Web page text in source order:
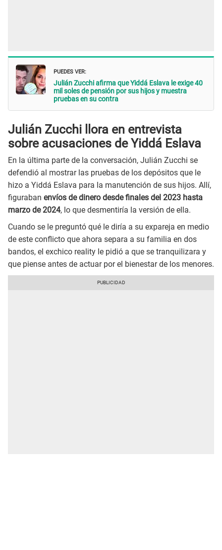
PUEDES VER:
Julián Zucchi afirma que Yiddá Eslava le exige 40
mil soles de pensión por sus hijos y muestra
pruebas en su contra
Julián Zucchi llora en entrevista
sobre acusaciones de Yiddá Eslava
En la última parte de la conversación, Julián Zucchi se
defendió al mostrar las pruebas de los depósitos que le
hizo a Yiddá Eslava para la manutención de sus hijos. Allí,
figuraban envíos de dinero desde finales del 2023 hasta
marzo de 2024, lo que desmentiría la versión de ella.
Cuando se le preguntó qué le diría a su expareja en medio
de este conflicto que ahora separa a su familia en dos
bandos, el exchico reality le pidió a que se tranquilizara y
que piense antes de actuar por el bienestar de los menores.